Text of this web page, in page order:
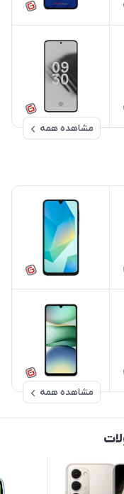
مشاهده همه
مشاهده همه